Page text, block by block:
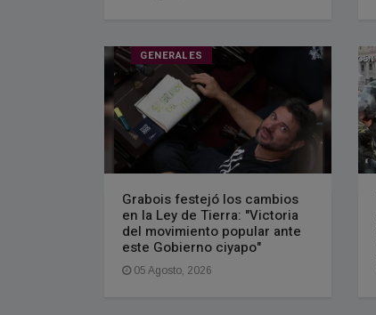
GENERALES
Grabois festejó los cambios
en la Ley de Tierra: "Victoria
del movimiento popular ante
este Gobierno ciyapo"
05 Agosto, 2026